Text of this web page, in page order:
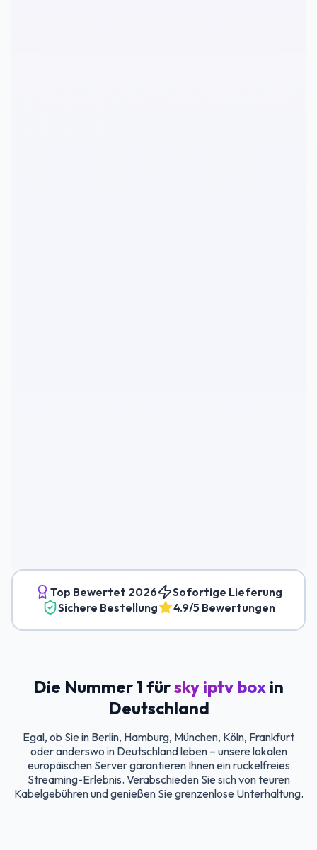
Top Bewertet 2026
Sofortige Lieferung
Sichere Bestellung
4.9/5 Bewertungen
Die Nummer 1 fürsky iptv box in
Deutschland
Egal, ob Sie in Berlin, Hamburg, München, Köln, Frankfurt
oder anderswo in Deutschland leben – unsere lokalen
europäischen Server garantieren Ihnen ein ruckelfreies
Streaming-Erlebnis. Verabschieden Sie sich von teuren
Kabelgebühren und genießen Sie grenzenlose Unterhaltung.